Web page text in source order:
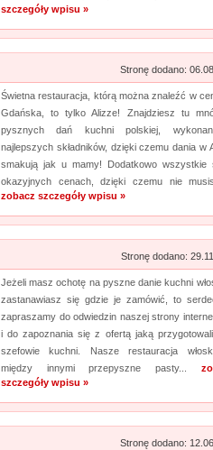
Lema24.pl -
Sklep lema24. pl funkcjonuje
innych rodzajów odzieży.
Jest to zarówno odzież
znajdzie dla siebie
szczegóły wpisu »
Stronę dodano:
Świetna restauracja, którą można znaleźć w
Gdańska, to tylko Alizze! Znajdziesz tu
pysznych dań kuchni polskiej,
najlepszych składników, dzięki czemu dania w
smakują jak u mamy! Dodatkowo wszystkie
okazyjnych cenach, dzięki czemu nie
zobacz szczegóły wpisu »
Stronę dodano:
Jeżeli masz ochotę na pyszne danie kuchni
zastanawiasz się gdzie je zamówić, to
zapraszamy do odwiedzin naszej strony
i do zapoznania się z ofertą jaką
szefowie kuchni. Nasze restauracja
między innymi przepyszne pasty...
szczegóły wpisu »
Stronę dodano: